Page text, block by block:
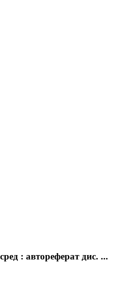
: автореферат дис. ...